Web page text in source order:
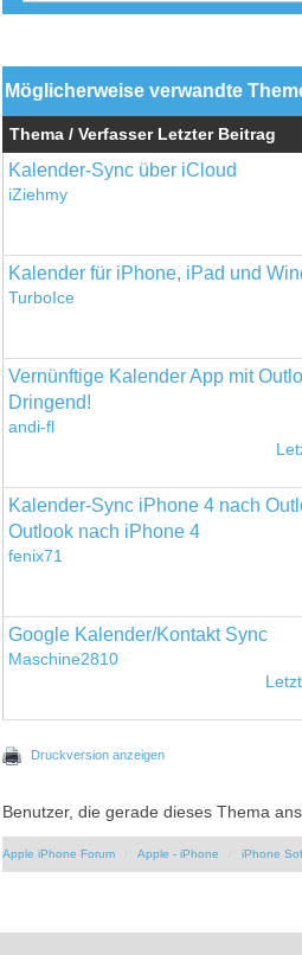
Möglicherweise verwandte
Thema / Verfasser Letzter Beitrag
Kalender-Sync über iCloud
iZiehmy
Kalender für iPhone, iPad und
TurboIce
Vernünftige Kalender App mit
Dringend!
andi-fl
Kalender-Sync iPhone 4 nach
Outlook nach iPhone 4
fenix71
Google Kalender/Kontakt Sync
Maschine2810
Druckversion anzeigen
Benutzer, die gerade dieses Thema
Apple iPhone Forum Apple - iPhone iPhone